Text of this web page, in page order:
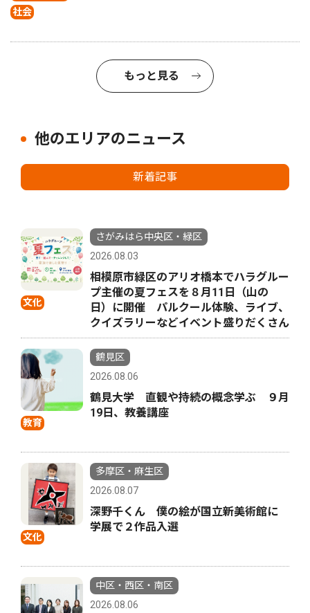
社会
もっと見る
他のエリアのニュース
新着記事
文化
さがみはら中央区・緑区
2026.08.03
相模原市緑区のアリオ橋本でハラグルー
プ主催の夏フェスを８月11日（山の
日）に開催 パルクール体験、ライブ、
クイズラリーなどイベント盛りだくさん
教育
鶴見区
2026.08.06
鶴見大学 直観や持続の概念学ぶ ９月
19日、教養講座
文化
多摩区・麻生区
2026.08.07
深野千くん 僕の絵が国立新美術館に
学展で２作品入選
中区・西区・南区
2026.08.06